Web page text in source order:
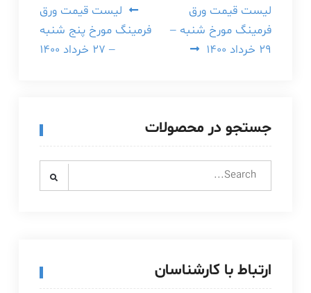
راهبری
نوشته
لیست قیمت ورق
فرمینگ مورخ پنج شنبه
– ۲۷ خرداد ۱۴۰۰
لیست قیمت ورق
فرمینگ مورخ شنبه –
۲۹ خرداد ۱۴۰۰
جستجو در محصولات
Search
ارتباط با کارشناسان